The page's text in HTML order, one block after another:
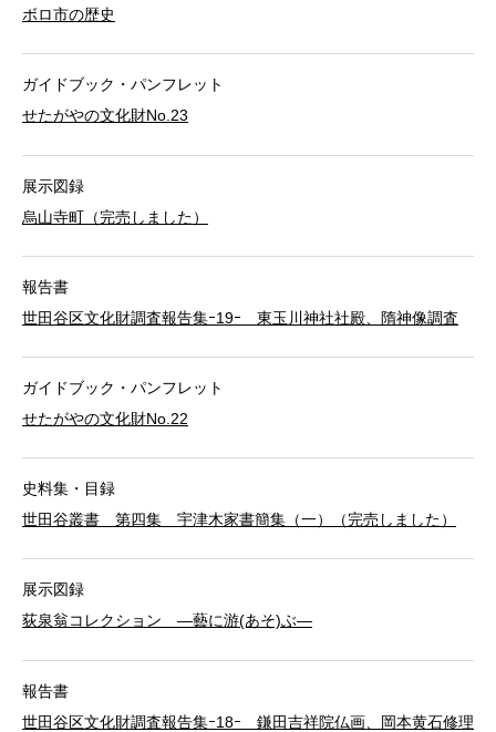
ボロ市の歴史
ガイドブック・パンフレット
せたがやの文化財No.23
展示図録
烏山寺町（完売しました）
報告書
世田谷区文化財調査報告集ｰ19ｰ 東玉川神社社殿、隋神像調査
ガイドブック・パンフレット
せたがやの文化財No.22
史料集・目録
世田谷叢書 第四集 宇津木家書簡集（一）（完売しました）
展示図録
荻泉翁コレクション ―藝に游(あそ)ぶ―
報告書
世田谷区文化財調査報告集ｰ18ｰ 鎌田吉祥院仏画、岡本黄石修理